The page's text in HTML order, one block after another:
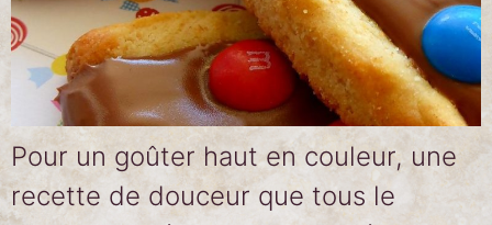
Pour un goûter haut en couleur, une
recette de douceur que tous le